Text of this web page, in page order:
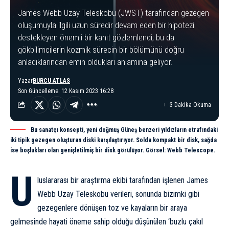
James Webb Uzay Teleskobu (JWST) tarafından gezegen
oluşumuyla ilgili uzun süredir devam eden bir hipotezi
destekleyen önemli bir kanıt gözlemlendi; bu da
gökbilimcilerin kozmik sürecin bir bölümünü doğru
anladıklarından emin oldukları anlamına geliyor.
Son Güncelleme: 12 Kasım 2023 16:28
YazarBURCU ATLAS
3 Dakika Okuma
Bu sanatçı konsepti, yeni doğmuş Güneş benzeri yıldızların etrafındaki
iki tipik gezegen oluşturan diski karşılaştırıyor. Solda kompakt bir disk, sağda
ise boşlukları olan genişletilmiş bir disk görülüyor. Görsel: Webb Telescope.
U luslararası bir araştırma ekibi tarafından işlenen James
Webb Uzay Teleskobu verileri, sonunda bizimki gibi
gezegenlere dönüşen toz ve kayaların bir araya
gelmesinde hayati öneme sahip olduğu düşünülen ‘buzlu çakıl